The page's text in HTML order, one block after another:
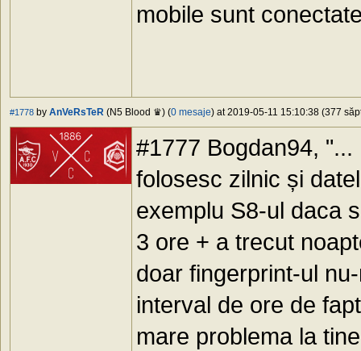
mobile sunt
#1778 by AnVeRsTeR (N5 Blood ♛) (0 mesaje) at 2019-05-11 15:10:38 (377
#1777 Bogdan94,
folosesc zilnic și
exemplu S8-ul daca
3 ore + a trecut
doar fingerprint-ul
interval de ore de
mare problema la